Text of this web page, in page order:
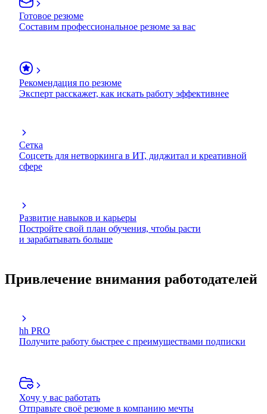
Готовое резюме
Составим профессиональное резюме за вас
Рекомендация по резюме
Эксперт расскажет, как искать работу эффективнее
Сетка
Соцсеть для нетворкинга в ИТ, диджитал и креативной
сфере
Развитие навыков и карьеры
Постройте свой план обучения, чтобы расти
и зарабатывать больше
Привлечение внимания работодателей
hh PRO
Получите работу быстрее с преимуществами подписки
Хочу у вас работать
Отправьте своё резюме в компанию мечты